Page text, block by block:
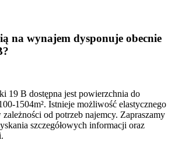
na wynajem dysponuje obecnie
19 B dostępna jest powierzchnia do
1504m². Istnieje możliwość elastycznego
zależności od potrzeb najemcy. Zapraszamy
szczegółowych informacji oraz